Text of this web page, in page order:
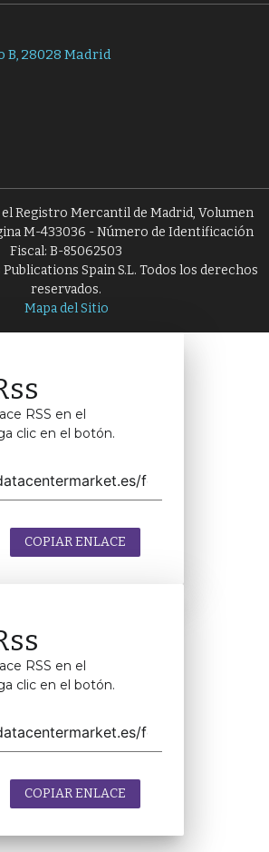
B, 28028 Madrid
Registro Mercantil de Madrid, Volumen
M-433036 - Número de Identificación
Fiscal: B-85062503
Spain S.L. Todos los derechos
reservados.
Mapa del Sitio
RSS en el
clic en el botón.
COPIAR ENLACE
RSS en el
clic en el botón.
COPIAR ENLACE